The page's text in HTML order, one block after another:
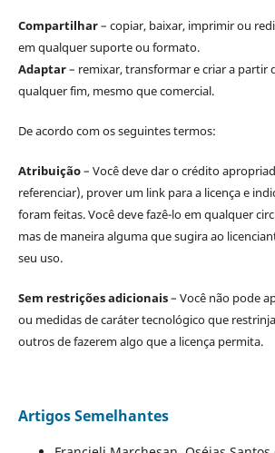
Compartilhar– copiar, baixar, imprimir ou
em qualquer suporte ou formato.
Adaptar– remixar, transformar e criar a partir
qualquer fim, mesmo que comercial.
De acordo com os seguintes termos:
Atribuição– Você deve dar o crédito
referenciar), prover um link para a licença e
foram feitas. Você deve fazê-lo em qualquer
mas de maneira alguma que sugira ao
seu uso.
Sem restrições adicionais– Você não pode
ou medidas de caráter tecnológico que
outros de fazerem algo que a licença permita.
Artigos Semelhantes